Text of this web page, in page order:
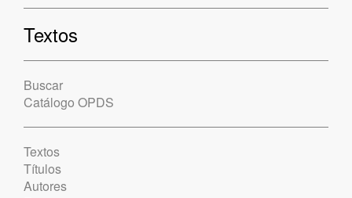
Textos
Buscar
Catálogo OPDS
Textos
Títulos
Autores